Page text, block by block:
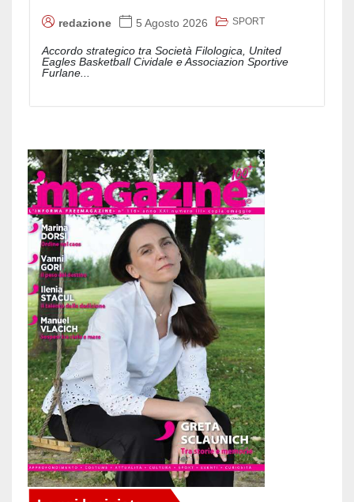
redazione 5 Agosto 2026 SPORT
Accordo strategico tra Società Filologica, United
Eagles Basketball Cividale e Associazion Sportive
Furlane...